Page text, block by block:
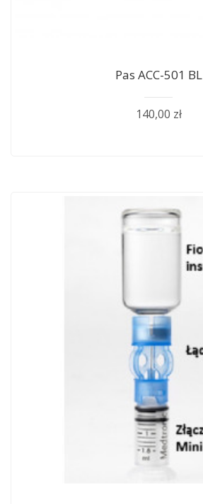
Pas ACC-501 BL
140,00 zł